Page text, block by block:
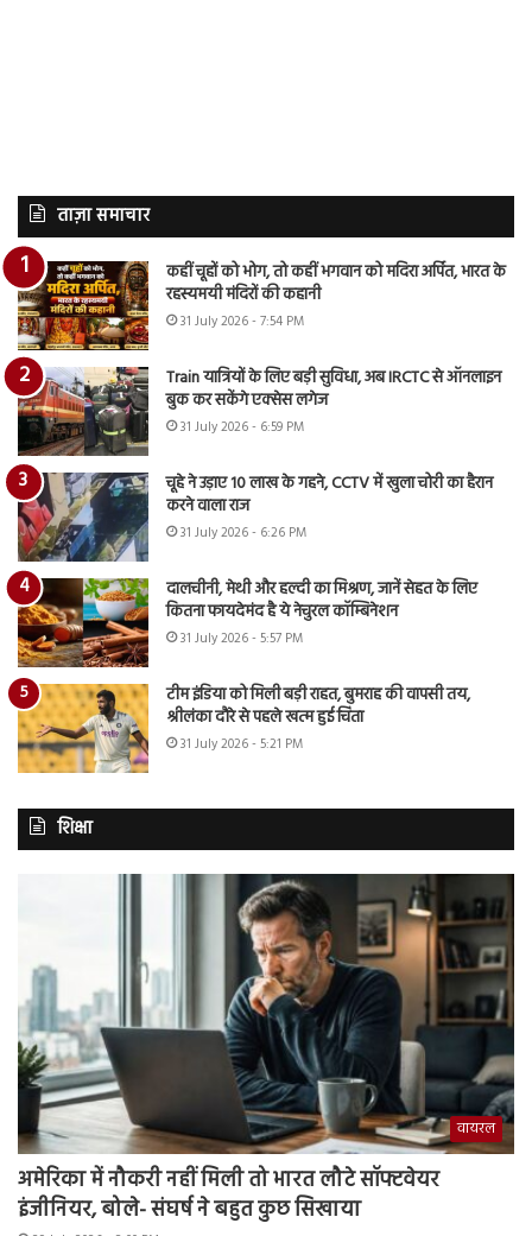
ताज़ा समाचार
कहीं चूहों को भोग, तो कहीं भगवान को मदिरा अर्पित, भारत के
रहस्यमयी मंदिरों की कहानी
31 July 2026 - 7:54 PM
Train यात्रियों के लिए बड़ी सुविधा, अब IRCTC से ऑनलाइन
बुक कर सकेंगे एक्सेस लगेज
31 July 2026 - 6:59 PM
चूहे ने उड़ाए 10 लाख के गहने, CCTV में खुला चोरी का हैरान
करने वाला राज
31 July 2026 - 6:26 PM
दालचीनी, मेथी और हल्दी का मिश्रण, जानें सेहत के लिए
कितना फायदेमंद है ये नेचुरल कॉम्बिनेशन
31 July 2026 - 5:57 PM
टीम इंडिया को मिली बड़ी राहत, बुमराह की वापसी तय,
श्रीलंका दौरे से पहले खत्म हुई चिंता
31 July 2026 - 5:21 PM
शिक्षा
वायरल
अमेरिका में नौकरी नहीं मिली तो भारत लौटे सॉफ्टवेयर
इंजीनियर, बोले- संघर्ष ने बहुत कुछ सिखाया